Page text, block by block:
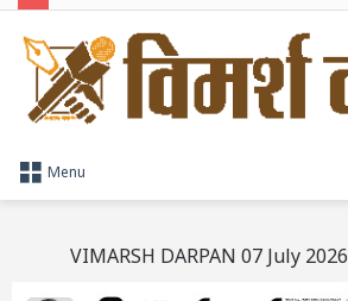
Menu
VIMARSH DARPAN 07 July 2026